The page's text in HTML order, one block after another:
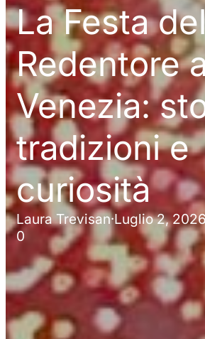
La Festa
Redentore
Venezia:
tradizioni e
curiosità
Laura Trevisan·Luglio 2,
0